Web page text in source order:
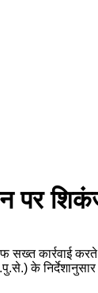
पर
सख्त कार्रवाई
के